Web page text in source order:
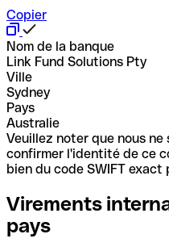
Copier
Nom de la banque
Link Fund Solutions Pty
Ville
Sydney
Pays
Australie
Veuillez noter que nous ne
confirmer l'identité de ce
bien du code SWIFT
Virements
pays